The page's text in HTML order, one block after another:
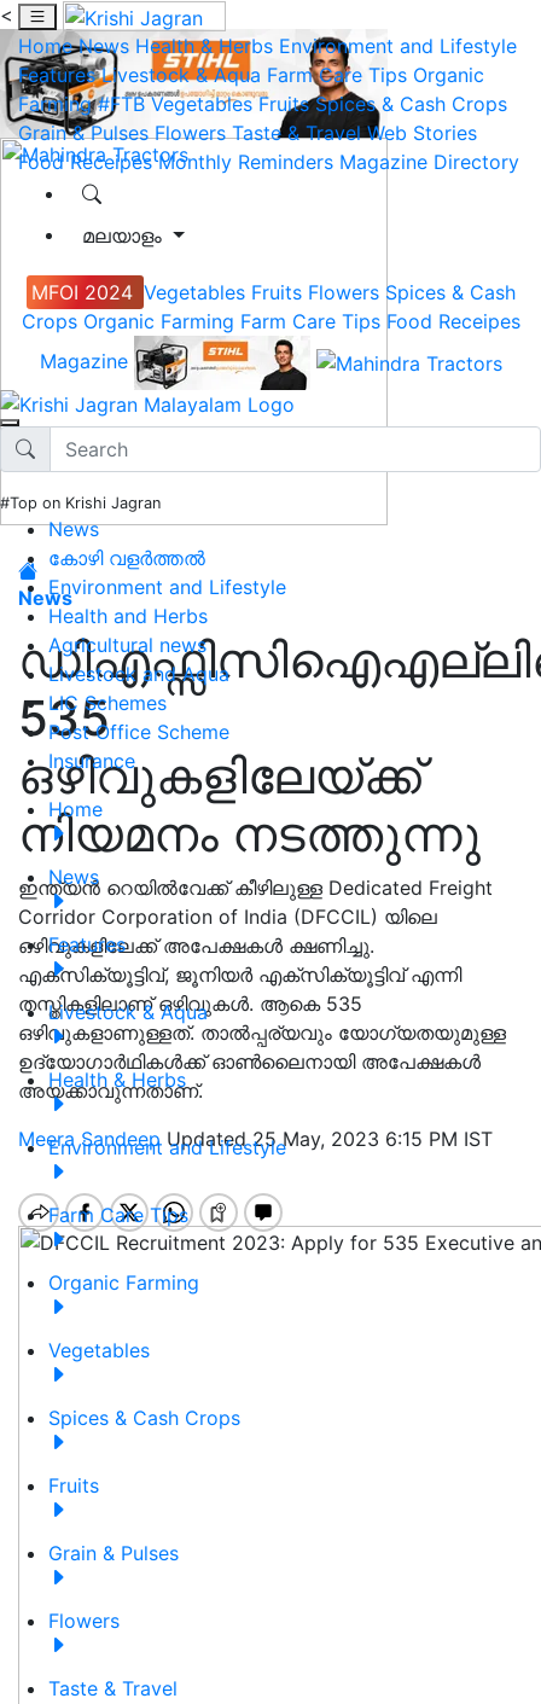
<
Home News Health & Herbs Environment and Lifestyle
Features Livestock & Aqua Farm Care Tips Organic
Farming #FTB Vegetables Fruits Spices & Cash Crops
Grain & Pulses Flowers Taste & Travel Web Stories
Food Receipes Monthly Reminders Magazine Directory
മലയാളം
MFOI 2024 Vegetables Fruits Flowers Spices & Cash
Crops Organic Farming Farm Care Tips Food Receipes
Magazine
#Top on Krishi Jagran
News
കോഴി വളർത്തൽ
Environment and Lifestyle
Health and Herbs
Agricultural news
Livestock and Aqua
LIC Schemes
Post Office Scheme
Insurance
Home
News
Features
Livestock & Aqua
Health & Herbs
Environment and Lifestyle
Farm Care Tips
Organic Farming
Vegetables
Spices & Cash Crops
Fruits
Grain & Pulses
Flowers
Taste & Travel
News
535
ഒഴിവുകളിലേയ്ക്ക്
നിയമനം നടത്തുന്നു
ഇന്ത്യന്‍ റെയില്‍വേക്ക് കീഴിലുള്ള Dedicated Freight
Corridor Corporation of India (DFCCIL) യിലെ
ഒഴിവുകളിലേക്ക് അപേക്ഷകൾ ക്ഷണിച്ചു.
എക്സിക്യൂട്ടിവ്, ജൂനിയർ എക്സിക്യൂട്ടിവ് എന്നി
തസ്തികളിലാണ് ഒഴിവുകൾ. ആകെ 535
ഒഴിവുകളാണുള്ളത്. താൽപ്പര്യവും യോഗ്യതയുമുള്ള
ഉദ്യോഗാര്‍ഥികൾക്ക് ഓൺലൈനായി അപേക്ഷകൾ
അയക്കാവുന്നതാണ്.
Meera Sandeep Updated 25 May, 2023 6:15 PM IST